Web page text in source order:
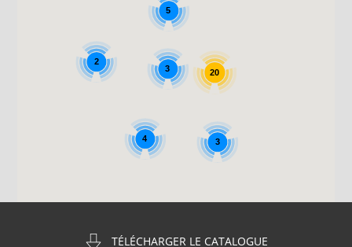
20
3
4
5
2
3
TÉLÉCHARGER LE CATALOGUE